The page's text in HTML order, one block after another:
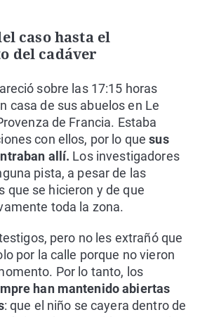
caso hasta el
del cadáver
sobre las 17:15 horas
casa de sus abuelos en Le
de Francia. Estaba
con ellos, por lo quesus
allí. Los investigadores
pista, a pesar de las
que se hicieron y de que
toda la zona.
pero no les extrañó que
por la calle porque no vieron
Por lo tanto, los
han mantenido abiertas
: que el niño se cayera dentro de